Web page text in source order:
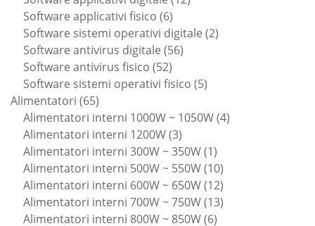
Software applicativi fisico 66
prodotti
Software sistemi operativi digitale 22
Software antivirus digitale 5656
Software antivirus fisico 5252
prodotti
Software sistemi operativi fisico 55
Alimentatori 6565
prodotti
Alimentatori interni 1000W ~ 1050W 44
Alimentatori interni 1200W 33
prodotti
Alimentatori interni 300W ~ 350W 11
prodotto
Alimentatori interni 500W ~ 550W 1010
prodotti
Alimentatori interni 600W ~ 650W 1212
prodotti
Alimentatori interni 700W ~ 750W 1313
Alimentatori interni 800W ~ 850W 66